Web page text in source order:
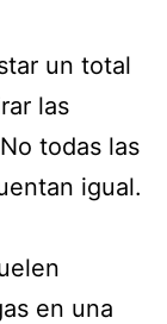
un total
las
todas las
igual.
en una